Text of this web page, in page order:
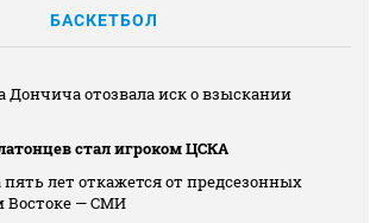
БАСКЕТБОЛ
Дончича отозвала иск о взыскании
стал игроком ЦСКА
лет откажется от предсезонных
Востоке — СМИ